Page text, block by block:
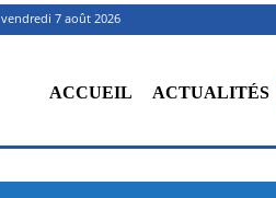
vendredi 7 août 2026
ACCUEIL ACTUALITÉS